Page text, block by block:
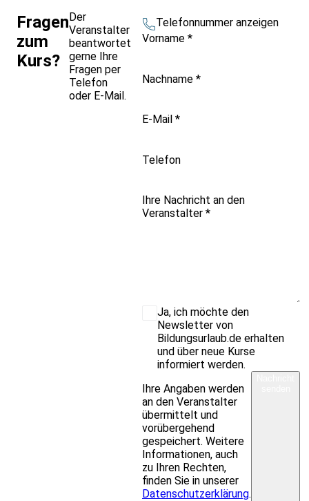
Fragen
zum
Kurs?
Der
Veranstalter
beantwortet
gerne Ihre
Fragen per
Telefon
oder E-Mail.
Telefonnummer anzeigen
Vorname *
Nachname *
E-Mail *
Telefon
Ihre Nachricht an den
Veranstalter *
Ja, ich möchte den
Newsletter von
Bildungsurlaub.de erhalten
und über neue Kurse
informiert werden.
Ihre Angaben werden
an den Veranstalter
übermittelt und
vorübergehend
gespeichert. Weitere
Informationen, auch
zu Ihren Rechten,
finden Sie in unserer
Datenschutzerklärung.